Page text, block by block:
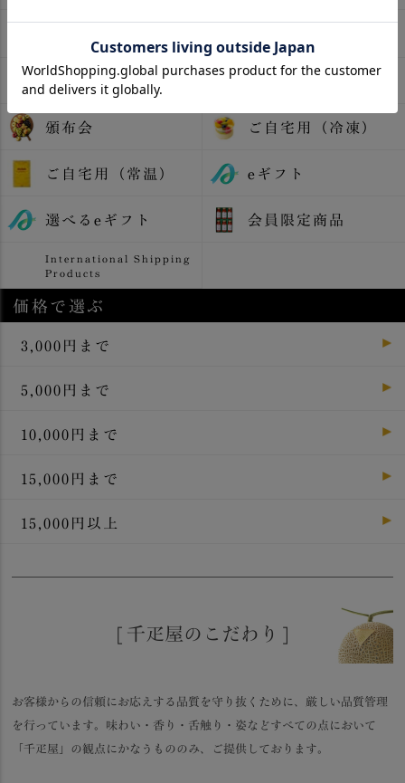
カレー
頒布会 ご自宅用（冷凍）
ご自宅用（常温） eギフト
選べるeギフト 会員限定商品
International Shipping
Products
価格で選ぶ
3,000円まで
5,000円まで
10,000円まで
15,000円まで
15,000円以上
[ 千疋屋のこだわり ]
お客様からの信頼にお応えする品質を守り抜くために、厳しい品質管理
を行っています。味わい・香り・舌触り・姿などすべての点において
「千疋屋」の観点にかなうもののみ、ご提供しております。